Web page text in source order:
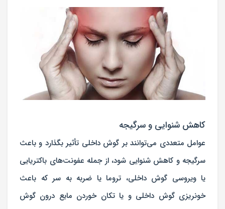
کاهش شنوایی و سرگیجه
عوامل متعددی می‌توانند بر گوش داخلی تأثیر بگذارد و باعث
سرگیجه و کاهش شنوایی شود، از جمله عفونت‌های باکتریایی
یا ویروسی گوش داخلی، تروما یا ضربه به سر که باعث
خونریزی گوش داخلی و یا تکان خوردن مایع درون گوش